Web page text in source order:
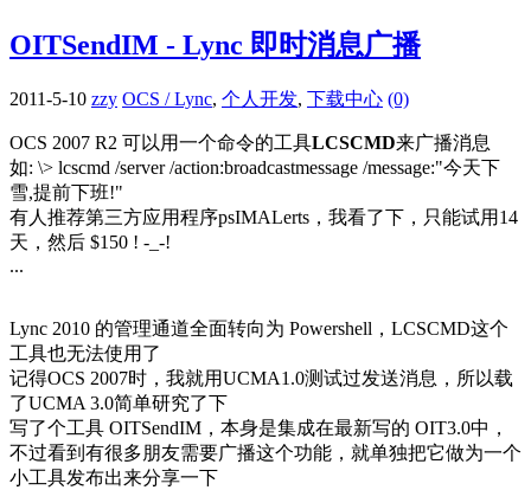
OITSendIM - Lync 即时消息广播
2011-5-10 zzy OCS / Lync, 个人开发, 下载中心 (0)
OCS 2007 R2 可以用一个命令的工具LCSCMD来广播消息
如: \> lcscmd /server /action:broadcastmessage /message:"今天下
雪,提前下班!"
有人推荐第三方应用程序psIMALerts，我看了下，只能试用14
天，然后 $150 ! -_-!
...
Lync 2010 的管理通道全面转向为 Powershell，LCSCMD这个
工具也无法使用了
记得OCS 2007时，我就用UCMA1.0测试过发送消息，所以载
了UCMA 3.0简单研究了下
写了个工具 OITSendIM，本身是集成在最新写的 OIT3.0中，
不过看到有很多朋友需要广播这个功能，就单独把它做为一个
小工具发布出来分享一下